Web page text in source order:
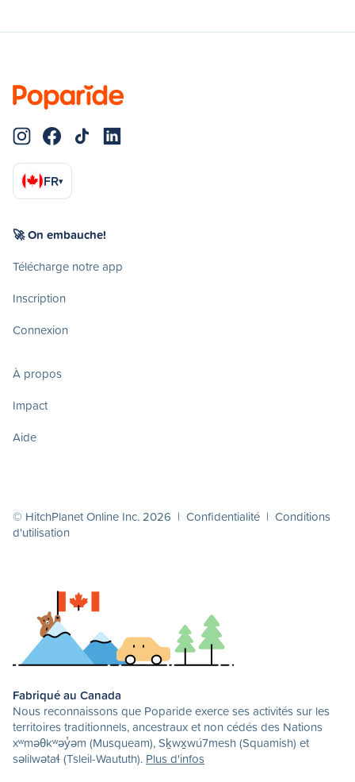
FR▾
🚀 On embauche!
Télécharge notre app
Inscription
Connexion
À propos
Impact
Aide
© HitchPlanet Online Inc. 2026 | Confidentialité | Conditions
d'utilisation
Fabriqué au Canada
Nous reconnaissons que Poparide exerce ses activités sur les
territoires traditionnels, ancestraux et non cédés des Nations
xʷməθkʷəy̓əm (Musqueam), Sḵwx̱wú7mesh (Squamish) et
səlilwətaɬ (Tsleil-Waututh). Plus d'infos